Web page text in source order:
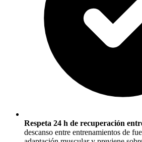
Respeta 24 h de recuperación
descanso entre entrenamientos de